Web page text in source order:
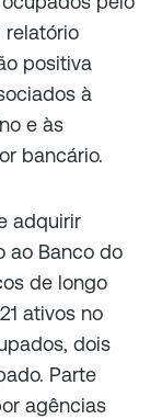
relatório
positiva
à
e às
bancário.
adquirir
ao Banco do
de longo
ativos no
dois
Parte
agências